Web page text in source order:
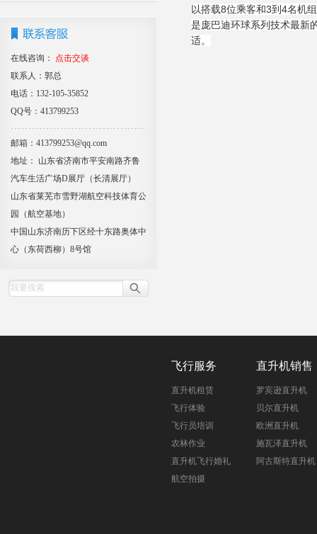
在线咨询：
点击交谈
联系人：郭总
电话：132-105-35852
QQ号：413799253
邮箱：413799253@qq.com
地址： 山东省济南市平安南路齐鲁
汽车生活广场D展厅（长清展厅）
山东省莱芜市雪野湖航空科技体育公
园（航空基地）
中国山东济南历下区经十东路奥体中
心（东荷西柳）8号馆
以搭载8位乘客和3到4名机
是庞巴迪环球系列技术最新
适。
飞行服务
直升机租赁
飞行体验
飞行员培训
农林作业
直升机飞行婚礼
航空拍摄
直升机销售
罗宾逊直升机
贝尔直升机
欧洲直升机
施瓦泽直升机
阿古斯特直升机